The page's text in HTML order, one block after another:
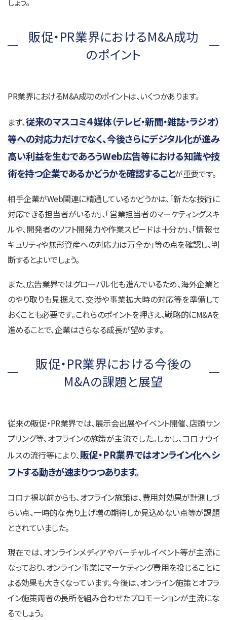
販促・PR業界におけるM&A成功
のポイント
PR業界におけるM&A成功のポイントは、いくつかあります。
まず、従来のマスコミ４媒体（テレビ・新聞・雑誌・ラジオ）
等への対応力だけでなく、今後さらにデジタル化が進み
高い利益を生むであろうWeb広告等における知識や技
術を持つ企業であるかどうかを確認することが重要です。
相手企業がWeb関連に精通しているかどうかは、「新たな技術に
対応できる担当者がいるか」、「営業担当者のマーケティングスキ
ルや、開発者のソフト開発力や作業スピードは十分か」、「情報セ
キュリティや無形資産への対応力は万全か」等の点を確認し、判
断するとよいでしょう。
また、広告業界ではグローバル化も進んでいるため、海外企業と
のやり取りも見据えて、交渉や事業拡大時の対応等を準備して
おくことも必要です。これらのポイントを押さえ、戦略的にM&Aを
進めることで、企業はさらなる成長が望めます。
販促・PR業界における今後の
M&Aの課題と展望
従来の販促・PR業界では、展示会出展やイベント開催、店頭サン
プリング等、オフラインの施策が主流でした。しかし、コロナウイ
ルスの流行等により、販促・PR業界ではオンライン化へシ
フトする動きが速まりつつあります。
コロナ禍以前からも、オフライン施策は、費用対効果が計測しづ
らい点、一時的な売り上げ増の期待しか見込めない点等が課題
とされていました。
現在では、オンラインメディアやバーチャルイベント等が主流に
なっており、オンライン事業にマーケティング費用を投じることに
よる効果も大きくなっています。今後は、オンライン施策とオフラ
イン施策両者の長所を組み合わせたプロモーションが主流にな
るでしょう。